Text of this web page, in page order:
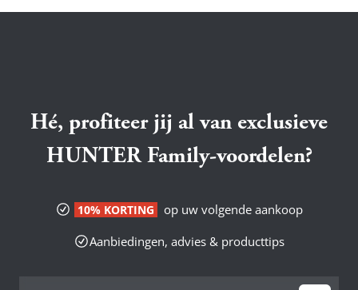
Hé, profiteer jij al van exclusieve
HUNTER Family-voordelen?
10% KORTING
op uw volgende aankoop
Aanbiedingen, advies & producttips